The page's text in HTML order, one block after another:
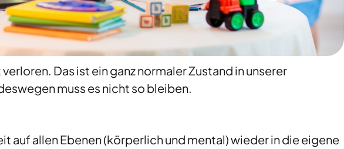
Das ist ein ganz normaler Zustand in unserer
muss es nicht so bleiben.
auf allen Ebenen (körperlich und mental) wieder in die eigene